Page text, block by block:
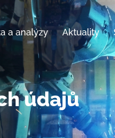
a analýzy Aktuality
údajů